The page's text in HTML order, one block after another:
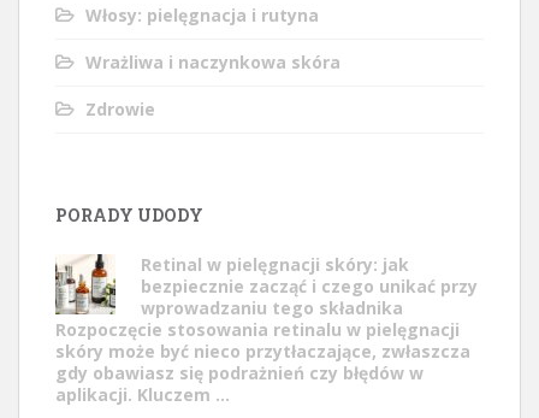
Włosy: pielęgnacja i rutyna
Wrażliwa i naczynkowa skóra
Zdrowie
PORADY UDODY
Retinal w pielęgnacji skóry: jak
bezpiecznie zacząć i czego unikać przy
wprowadzaniu tego składnika
Rozpoczęcie stosowania retinalu w pielęgnacji
skóry może być nieco przytłaczające, zwłaszcza
gdy obawiasz się podrażnień czy błędów w
aplikacji. Kluczem …